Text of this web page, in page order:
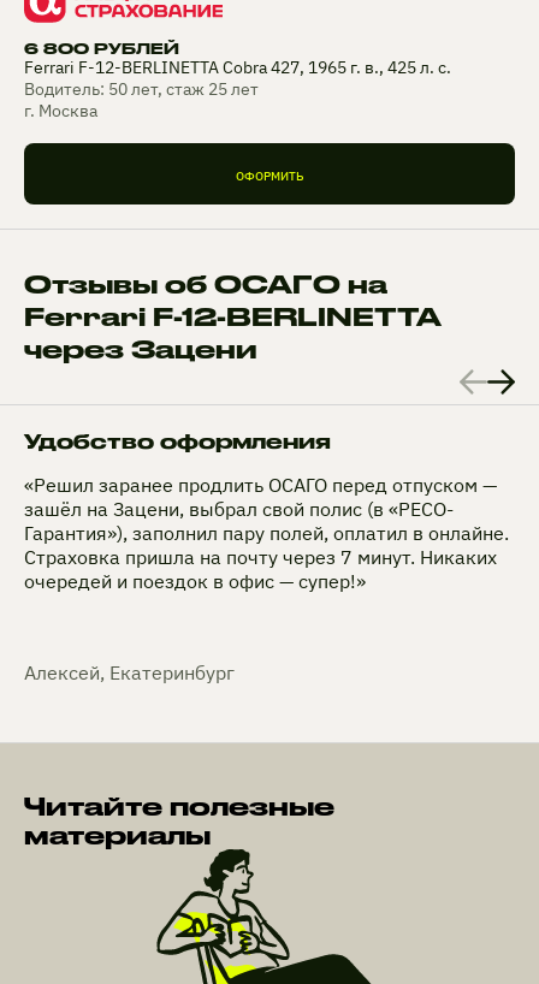
6 800 РУБЛЕЙ
Ferrari F-12-BERLINETTA Cobra 427, 1965 г. в., 425 л. с.
Водитель: 50 лет, стаж 25 лет
г. Москва
ОФОРМИТЬ
Отзывы об ОСАГО на
Ferrari F-12-BERLINETTA
через Зацени
Удобство оформления
«Решил заранее продлить ОСАГО перед отпуском —
зашёл на Зацени, выбрал свой полис (в «РЕСО-
Гарантия»), заполнил пару полей, оплатил в онлайне.
Страховка пришла на почту через 7 минут. Никаких
очередей и поездок в офис — супер!»
Алексей, Екатеринбург
Читайте полезные
материалы